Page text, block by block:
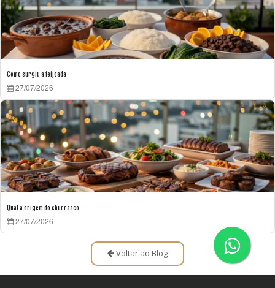
Como surgiu a feijoada
27/07/2026
Qual a origem do churrasco
27/07/2026
Voltar ao Blog